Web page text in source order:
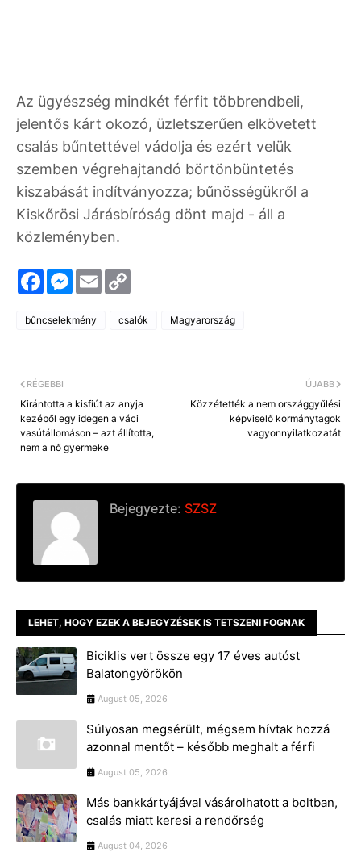
Az ügyészség mindkét férfit többrendbeli,
jelentős kárt okozó, üzletszerűen elkövetett
csalás bűntettével vádolja és ezért velük
szemben végrehajtandó börtönbüntetés
kiszabását indítványozza; bűnösségükről a
Kiskőrösi Járásbíróság dönt majd - áll a
közleményben.
F
a
c
b
M
e
s
e
E
m
a
y
L
bűncselekmény csalók Magyarország
ÚJABB
Közzétették a nem országgyűlési
képviselő kormánytagok
vagyonnyilatkozatát
RÉGEBBI
Kirántotta a kisfiút az anyja
kezéből egy idegen a váci
vasútállomáson – azt állította,
nem a nő gyermeke
Bejegyezte: SZSZ
LEHET, HOGY EZEK A BEJEGYZÉSEK IS TETSZENI FOGNAK
Biciklis vert össze egy 17 éves autóst
Balatongyörökön
August 05, 2026
Súlyosan megsérült, mégsem hívtak hozzá
azonnal mentőt – később meghalt a férfi
August 05, 2026
Más bankkártyájával vásárolhatott a boltban,
csalás miatt keresi a rendőrség
August 04, 2026